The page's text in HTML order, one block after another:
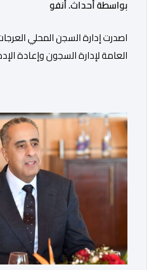
بواسطة أحداث. أنفو
العامة لإدارة السجون وإعادة
ذاتها، وذلك لتنوير الرأي العام
الدقيقة.واوضحت إدارة المؤسسة
يستفيد منذ إيداعه من تتبع طبي